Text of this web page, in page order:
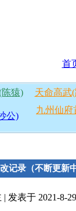
首
猿) 天命高武
公)
九州仙府
记录（不断更新
| 发表于 2021-8-